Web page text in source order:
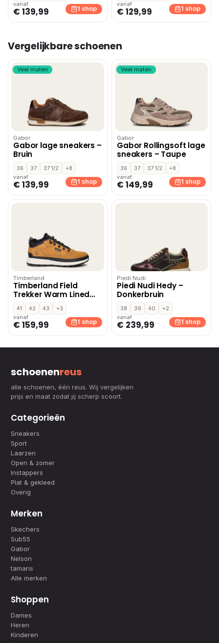
vanaf
€ 139,99 1 shop
vanaf
€ 129,99 1 shop
Vergelijkbare schoenen
Veel maten
Gabor
Gabor lage sneakers –
Bruin
36 37 37 1/2
+8
vanaf
€ 139,99 1 shop
Veel maten
Gabor
Gabor Rollingsoft lage
sneakers – Taupe
36 37 37 1/2
+8
vanaf
€ 149,99 1 shop
Timberland
Timberland Field
Trekker Warm Lined
hoge sneakers – Geel
41 42 43
+3
vanaf
€ 159,99 1 shop
Piedi Nudi
Piedi Nudi Hedy –
Donkerbruin
38 39 40
+2
vanaf
€ 239,99 1 shop
schoenenreus
alle schoenen, één reus. Wij vergelijken
prijs en maat zodat jij scherp scoort.
Categorieën
Sneakers
Sport
Laarzen
Open & zomer
Instappers
Plat & gekleed
Overig
Merken
Skechers
Sub55
Gabor
Nelson
tamaris
Alle merken
Shoppen
Dames
Heren
Kinderen